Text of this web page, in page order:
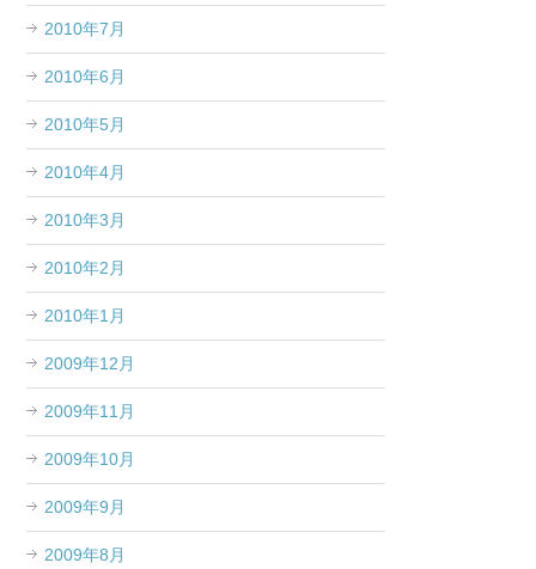
2010年7月
2010年6月
2010年5月
2010年4月
2010年3月
2010年2月
2010年1月
2009年12月
2009年11月
2009年10月
2009年9月
2009年8月